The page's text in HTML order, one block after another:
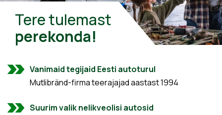
Tere tulemast
perekonda!
Vanimaid tegijaid Eesti autoturul
Mutlibränd-firma teerajajad aastast 1994
Suurim valik nelikveolisi autosid